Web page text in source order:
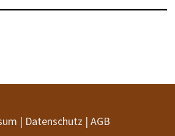
| Datenschutz | AGB